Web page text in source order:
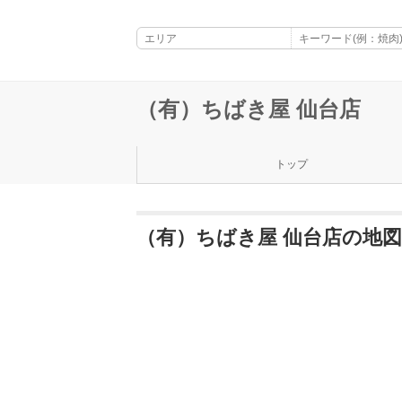
（有）ちばき屋 仙台店
トップ
（有）ちばき屋 仙台店の地図